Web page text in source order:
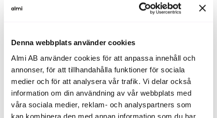
Denna webbplats använder cookies
Almi AB använder cookies för att anpassa innehåll och
annonser, för att tillhandahålla funktioner för sociala
medier och för att analysera vår trafik. Vi delar också
information om din användning av vår webbplats med
våra sociala medier, reklam- och analyspartners som
kan kombinera den med annan information som du har